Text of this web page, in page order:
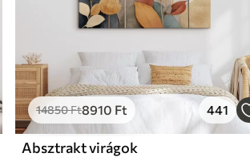
14850Ft8910 Ft 441
Absztrakt virágok